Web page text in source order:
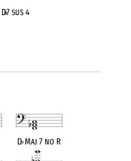
D♭Maj 7 no R
D♭7 sus 4